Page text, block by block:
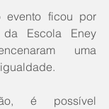
evento ficou por
Escola Eney
uma
é possível